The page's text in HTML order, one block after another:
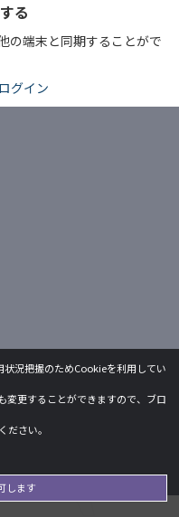
る
の端末と同期することがで
ログイン
況把握のためCookieを利用してい
変更することができますので、ブロ
ださい。
します